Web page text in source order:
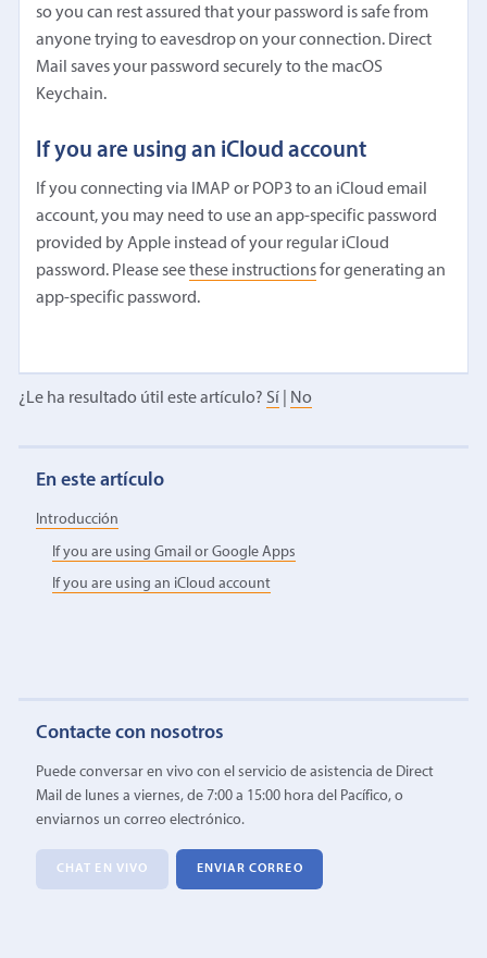
so you can rest assured that your password is safe from
anyone trying to eavesdrop on your connection. Direct
Mail saves your password securely to the macOS
Keychain.
If you are using an iCloud account
If you connecting via IMAP or POP3 to an iCloud email
account, you may need to use an app-specific password
provided by Apple instead of your regular iCloud
password. Please seethese instructionsfor generating an
app-specific password.
¿Le ha resultado útil este artículo? Sí No
En este artículo
Introducción
If you are using Gmail or Google Apps
If you are using an iCloud account
Contacte con nosotros
Puede conversar en vivo con el servicio de asistencia de Direct
Mail de lunes a viernes, de 7:00 a 15:00 hora del Pacífico, o
enviarnos un correo electrónico.
CHAT EN VIVO ENVIAR CORREO